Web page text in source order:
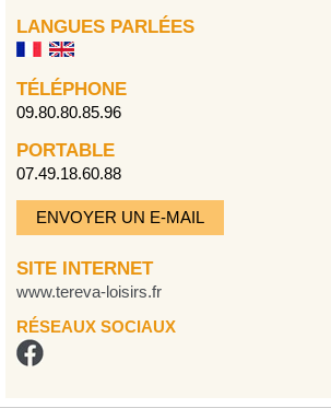
LANGUES PARLÉES
TÉLÉPHONE
09.80.80.85.96
PORTABLE
07.49.18.60.88
ENVOYER UN E-MAIL
SITE INTERNET
www.tereva-loisirs.fr
RÉSEAUX SOCIAUX